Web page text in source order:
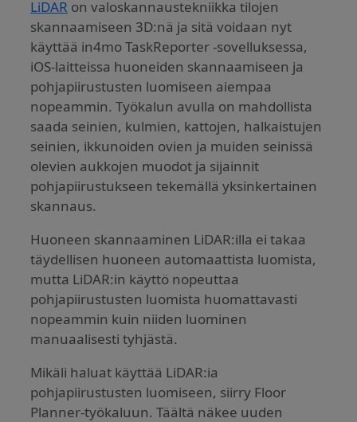
LiDAR on valoskannaustekniikka tilojen
skannaamiseen 3D:nä ja sitä voidaan nyt
käyttää in4mo TaskReporter -sovelluksessa,
iOS-laitteissa huoneiden skannaamiseen ja
pohjapiirustusten luomiseen aiempaa
nopeammin. Työkalun avulla on mahdollista
saada seinien, kulmien, kattojen, halkaistujen
seinien, ikkunoiden ovien ja muiden seinissä
olevien aukkojen muodot ja sijainnit
pohjapiirustukseen tekemällä yksinkertainen
skannaus.
Huoneen skannaaminen LiDAR:illa ei takaa
täydellisen huoneen automaattista luomista,
mutta LiDAR:in käyttö nopeuttaa
pohjapiirustusten luomista huomattavasti
nopeammin kuin niiden luominen
manuaalisesti tyhjästä.
Mikäli haluat käyttää LiDAR:ia
pohjapiirustusten luomiseen, siirry Floor
Planner-työkaluun. Täältä näkee uuden